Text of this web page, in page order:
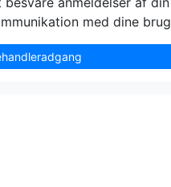
med dine